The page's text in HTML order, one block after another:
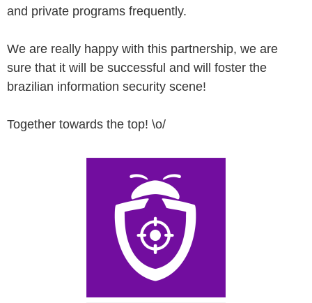
and private programs frequently.
We are really happy with this partnership, we are
sure that it will be successful and will foster the
brazilian information security scene!
Together towards the top! \o/